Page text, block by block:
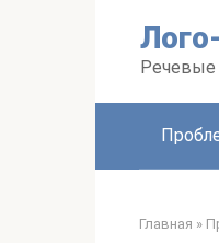
Речевые
Главная »